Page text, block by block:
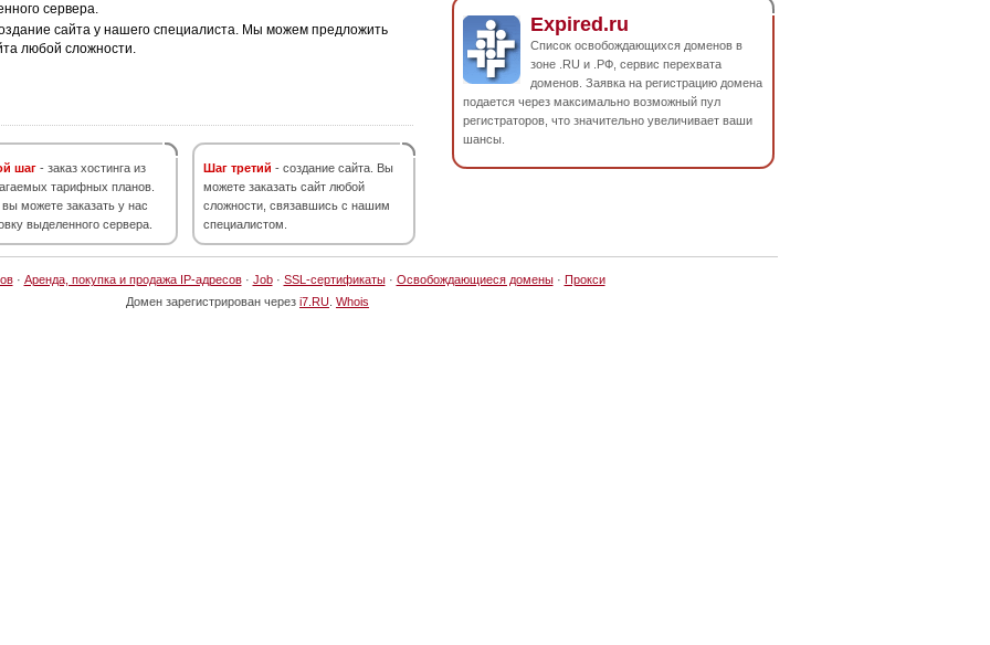
сервера.
сайта у нашего специалиста. Мы можем предложить
любой сложности.
шаг - заказ хостинга из
тарифных планов.
можете заказать у нас
выделенного сервера.
Шаг третий - создание сайта. Вы
можете заказать сайт любой
сложности, связавшись с нашим
специалистом.
Expired.ru
Список освобождающихся доменов в
зоне .RU и .РФ, сервис перехвата
доменов. Заявка на регистрацию домена
подается через максимально возможный пул
регистраторов, что значительно увеличивает ваши
шансы.
· Аренда, покупка и продажа IP-адресов· Job· SSL-сертификаты· Освобождающиеся домены· Прокси
Домен зарегистрирован через i7.RU Whois